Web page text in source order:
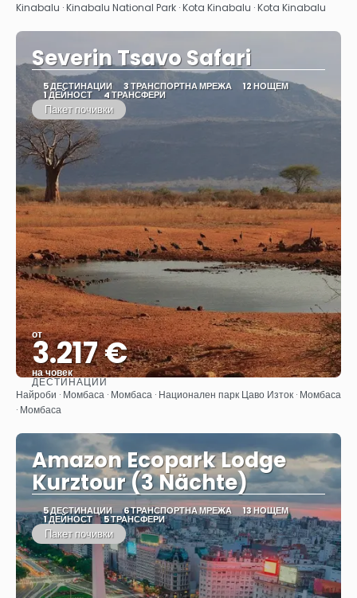
Kinabalu · Kinabalu National Park · Kota Kinabalu · Kota Kinabalu
Severin Tsavo Safari
5 ДЕСТИНАЦИИ 3 ТРАНСПОРТНА МРЕЖА 12 НОЩЕМ
1 ДЕЙНОСТ 4 ТРАНСФЕРИ
Пакет почивки
от
3.217 €
на човек
Вижте
ДЕСТИНАЦИИ
Найроби · Момбаса · Момбаса · Национален парк Цаво Изток · Момбаса
· Момбаса
Amazon Ecopark Lodge
Kurztour (3 Nächte)
5 ДЕСТИНАЦИИ 6 ТРАНСПОРТНА МРЕЖА 13 НОЩЕМ
1 ДЕЙНОСТ 5 ТРАНСФЕРИ
Пакет почивки